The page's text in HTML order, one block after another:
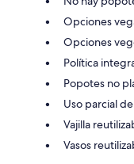
Opciones
Opciones
Política
Popotes no
Uso parcial
Vajilla
Vasos